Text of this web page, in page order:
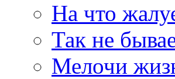
На что
Так не
Мелочи